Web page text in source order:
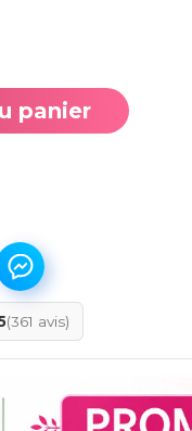
panier
(361 avis)